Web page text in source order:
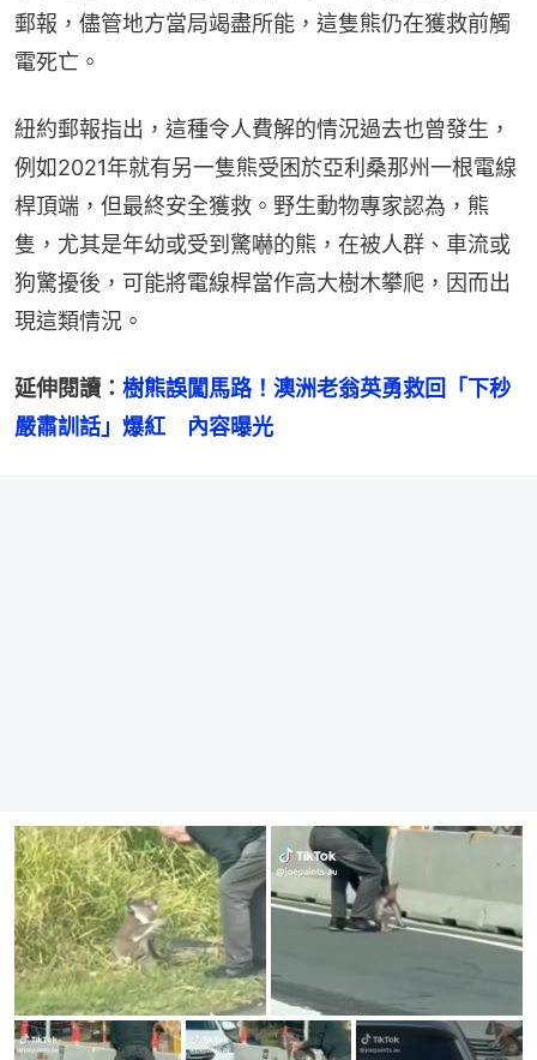
郵報，儘管地方當局竭盡所能，這隻熊仍在獲救前觸
電死亡。
紐約郵報指出，這種令人費解的情況過去也曾發生，
例如2021年就有另一隻熊受困於亞利桑那州一根電線
桿頂端，但最終安全獲救。野生動物專家認為，熊
隻，尤其是年幼或受到驚嚇的熊，在被人群、車流或
狗驚擾後，可能將電線桿當作高大樹木攀爬，因而出
現這類情況。
延伸閱讀： 樹熊誤闖馬路！澳洲老翁英勇救回「下秒
嚴肅訓話」爆紅　內容曝光